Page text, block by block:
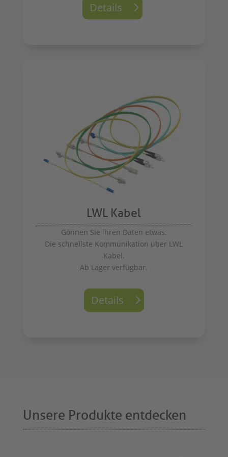
Details
LWL Kabel
Gönnen Sie ihren Daten etwas.
Die schnellste Kommunikation über LWL
Kabel.
Ab Lager verfügbar.
Details
Unsere Produkte entdecken